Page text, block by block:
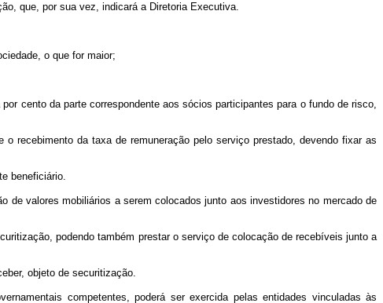
que, por sua vez, indicará a Diretoria Executiva.
o que for maior;
cento da parte correspondente aos sócios participantes para o fundo de risco,
recebimento da taxa de remuneração pelo serviço prestado, devendo fixar as
beneficiário.
de valores mobiliários a serem colocados junto aos investidores no mercado de
podendo também prestar o serviço de colocação de recebíveis junto a
objeto de securitização.
competentes, poderá ser exercida pelas entidades vinculadas às